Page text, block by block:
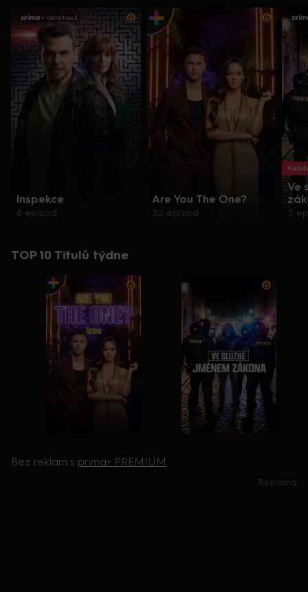
Inspekce
8 epizod
Are You The One?
32 epizod
Ve
3
TOP 10 Titulů týdne
Bez reklam s prima+ PREMIUM
Reklama